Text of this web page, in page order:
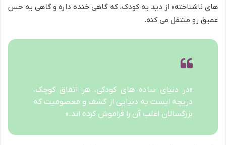
های ناشناخته» از دید یه کودک، که گاهی خنده داره و گاهی یه حس
عمیق رو منتقل می کنه.
«در دنیای ساده های کودکی، هر اتفاق کوچک،
دریچه ایست به دنیایی از کشف و معصومیت که
بزرگسالان اغلب آن را فراموش کرده اند.»